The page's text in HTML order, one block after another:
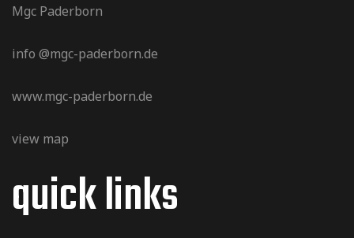
Mgc Paderborn
info @mgc-paderborn.de
www.mgc-paderborn.de
view map
quick links